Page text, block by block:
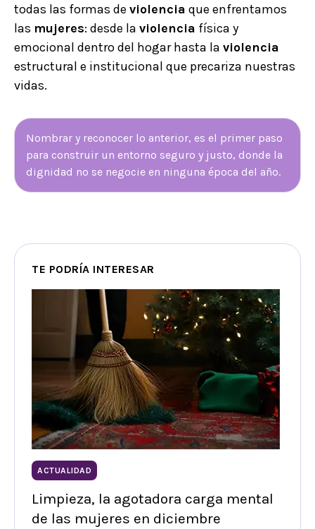
todas las formas de violencia que enfrentamos
las mujeres: desde la violencia física y
emocional dentro del hogar hasta la violencia
estructural e institucional que precariza nuestras
vidas.
Nombrar y reconocer lo anterior, es el primer paso
para construir un entorno seguro y justo, donde la
dignidad no se negocie en ninguna época del año.
TE PODRÍA INTERESAR
ACTUALIDAD
Limpieza, la agotadora carga mental
de las mujeres en diciembre